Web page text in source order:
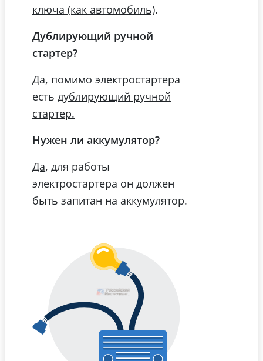
ключа (как автомобиль).
Дублирующий ручной
стартер?
Да, помимо электростартера
есть дублирующий ручной
стартер.
Нужен ли аккумулятор?
Да, для работы
электростартера он должен
быть запитан на аккумулятор.